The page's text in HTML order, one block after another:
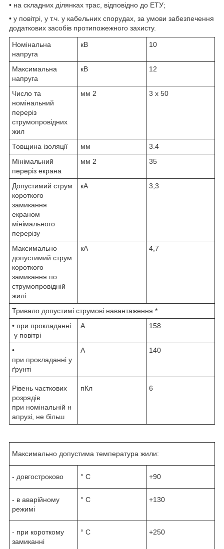
• на складних ділянках трас, відповідно до ЕТУ;
• у повітрі, у т.ч. у кабельних спорудах, за умови забезпечення
додаткових засобів протипожежного захисту.
Номінальна
напруга
кВ 10
Максимальна
напруга
кВ 12
Число та
номінальний
переріз
струмопровідних
жил
мм 2 3 x 50
Товщина ізоляції мм
3.4
Мінімальний
переріз екрана
мм 2 35
Допустимий струм
короткого
замикання
екраном
мінімального
перерізу
кА 3,3
Максимально
допустимий струм
короткого
замикання по
струмопровідній
жилі
кА 4,7
Тривало допустимі струмові навантаження *
• при прокладанні
у повітрі
А 158
•
при прокладанні у
ґрунті
А 140
Рівень часткових
розрядів
при номінальній н
апрузі, не більш
пКл 6
Максимально допустима температура жили:
- довгостроково ° С +90
- в аварійному
режимі
° С +130
- при короткому
замиканні
° С +250